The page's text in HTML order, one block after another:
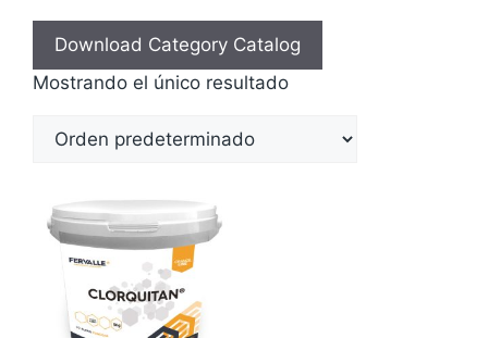
Download Category Catalog
Mostrando el único resultado